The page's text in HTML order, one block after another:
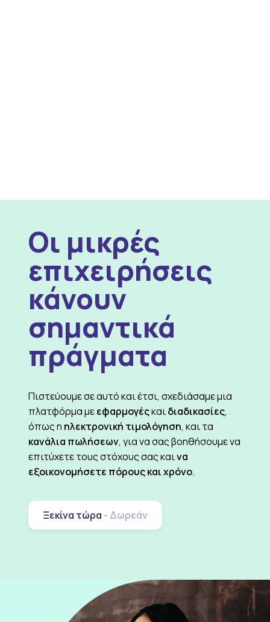
Οι μικρές
επιχειρήσεις
κάνουν
σημαντικά
πράγματα
Πιστεύουμε σε αυτό και έτσι, σχεδιάσαμε μια
πλατφόρμα μεεφαρμογέςκαιδιαδικασίες,
όπως η ηλεκτρονική τιμολόγηση, και τα
κανάλια πωλήσεων, για να σας βοηθήσουμε να
επιτύχετε τους στόχους σας καινα
εξοικονομήσετε πόρους και χρόνο.
Ξεκίνα τώρα - Δωρεάν